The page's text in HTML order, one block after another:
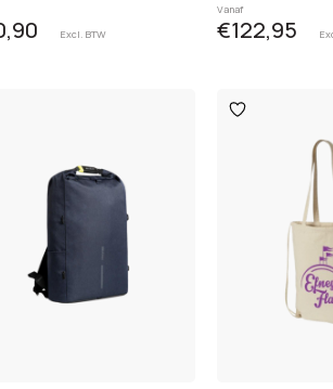
Excl. BTW
Vanaf
€122,95
Toevoegen
aan